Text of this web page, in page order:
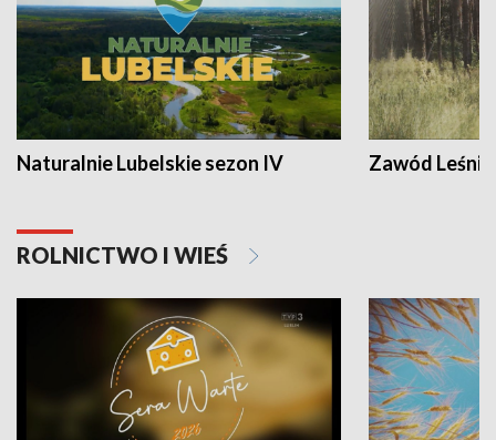
Naturalnie Lubelskie sezon IV Zawód Leśnik
ROLNICTWO I WIEŚ